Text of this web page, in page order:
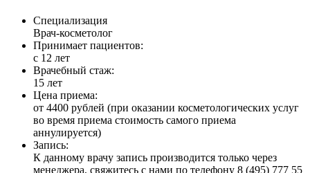
Специализация
Врач-косметолог
Принимает пациентов:
с 12 лет
Врачебный стаж:
15 лет
Цена приема:
от 4400 рублей (при оказании косметологических услуг
во время приема стоимость самого приема
аннулируется)
Запись:
К данному врачу запись производится только через
менеджера, свяжитесь с нами по телефону 8 (495) 777 55